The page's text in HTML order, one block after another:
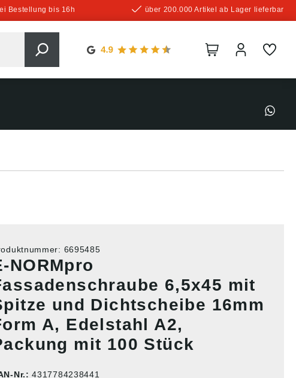
Bestellung bis 16h über 200.000 Artikel ab Lager lieferbar
6695485
NORMpro
6,5x45 mit
und Dichtscheibe 16mm
A, Edelstahl A2,
mit 100 Stück
Nr.:4317784238441